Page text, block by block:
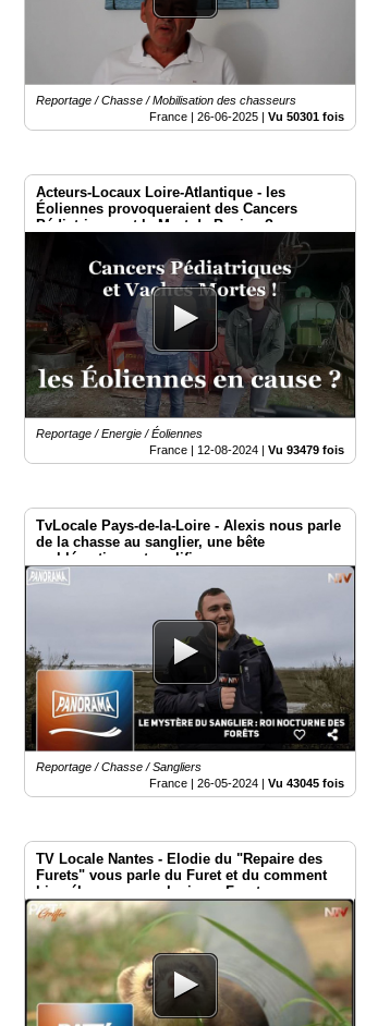
Reportage / Chasse / Mobilisation des chasseurs
France |26-06-2025 |Vu 50301 fois
Acteurs-Locaux Loire-Atlantique - les
Éoliennes provoqueraient des Cancers
Pédiatriques et la Mort de Bovins ?
Reportage / Energie / Éoliennes
France | 12-08-2024 |Vu 93479 fois
TvLocale Pays-de-la-Loire - Alexis nous parle
de la chasse au sanglier, une bête
emblématique et prolifique
Reportage / Chasse / Sangliers
France |26-05-2024 |Vu 43045 fois
TV Locale Nantes - Elodie du "Repaire des
Furets" vous parle du Furet et du comment
bien élever un ou plusieurs Furets
domestiques.